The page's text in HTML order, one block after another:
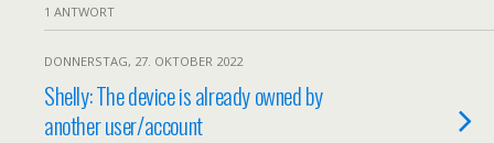
1 ANTWORT
DONNERSTAG, 27. OKTOBER 2022
Shelly: The device is already owned by
another user/account